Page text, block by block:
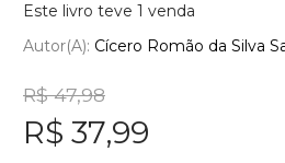
Este livro teve 1 venda
Autor(a): Cícero Romão da Silva
R$ 47,98
R$ 37,99